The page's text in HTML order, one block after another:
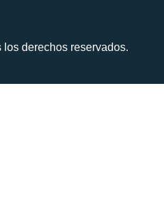
derechos reservados.